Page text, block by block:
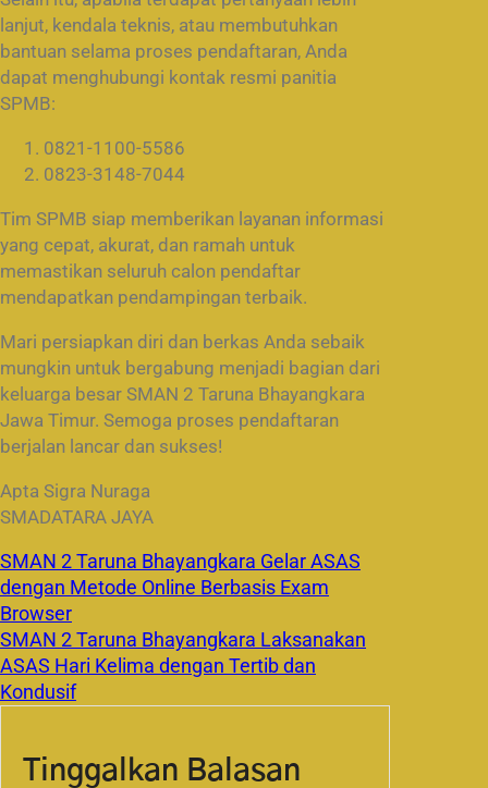
lanjut, kendala teknis, atau membutuhkan
bantuan selama proses pendaftaran, Anda
dapat menghubungi kontak resmi panitia
SPMB:
0821-1100-5586
0823-3148-7044
Tim SPMB siap memberikan layanan informasi
yang cepat, akurat, dan ramah untuk
memastikan seluruh calon pendaftar
mendapatkan pendampingan terbaik.
Mari persiapkan diri dan berkas Anda sebaik
mungkin untuk bergabung menjadi bagian dari
keluarga besar SMAN 2 Taruna Bhayangkara
Jawa Timur. Semoga proses pendaftaran
berjalan lancar dan sukses!
Apta Sigra Nuraga
SMADATARA JAYA
SMAN 2 Taruna Bhayangkara Gelar ASAS
dengan Metode Online Berbasis Exam
Browser
SMAN 2 Taruna Bhayangkara Laksanakan
ASAS Hari Kelima dengan Tertib dan
Kondusif
Tinggalkan Balasan